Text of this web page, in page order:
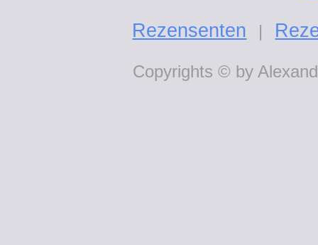
Rezensenten
|
Copyrights © by